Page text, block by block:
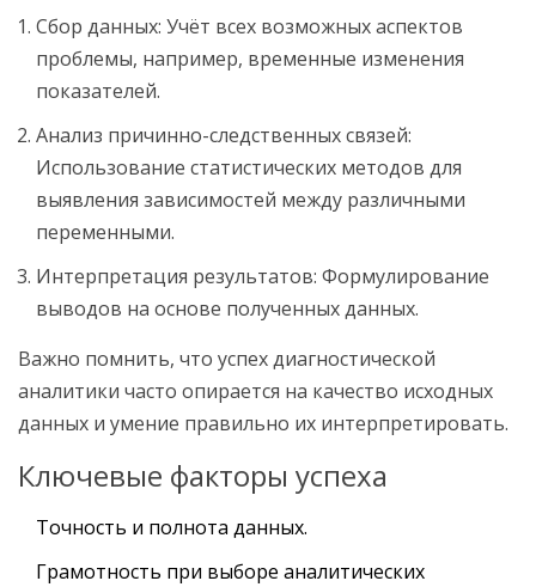
Сбор данных: Учёт всех возможных аспектов
проблемы, например, временные изменения
показателей.
Анализ причинно-следственных связей:
Использование статистических методов для
выявления зависимостей между различными
переменными.
Интерпретация результатов: Формулирование
выводов на основе полученных данных.
Важно помнить, что успех диагностической
аналитики часто опирается на качество исходных
данных и умение правильно их интерпретировать.
Ключевые факторы успеха
Точность и полнота данных.
Грамотность при выборе аналитических